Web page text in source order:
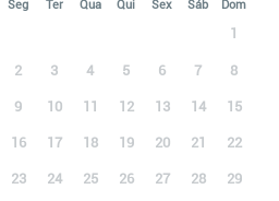
Seg Ter Qua Qui Sex Sáb Dom
1
2 3 4 5 6 7 8
9 10 11 12 13 14 15
16 17 18 19 20 21 22
23 24 25 26 27 28 29